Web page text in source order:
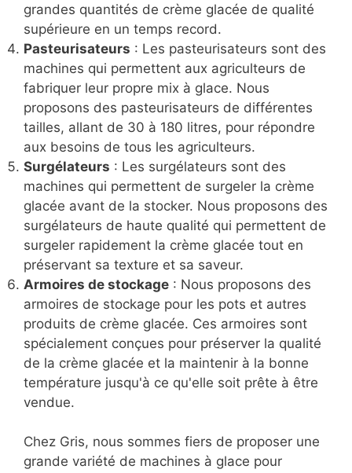
grandes quantités de crème glacée de qualité
supérieure en un temps record.
Pasteurisateurs : Les pasteurisateurs sont des
machines qui permettent aux agriculteurs de
fabriquer leur propre mix à glace. Nous
proposons des pasteurisateurs de différentes
tailles, allant de 30 à 180 litres, pour répondre
aux besoins de tous les agriculteurs.
Surgélateurs : Les surgélateurs sont des
machines qui permettent de surgeler la crème
glacée avant de la stocker. Nous proposons des
surgélateurs de haute qualité qui permettent de
surgeler rapidement la crème glacée tout en
préservant sa texture et sa saveur.
Armoires de stockage : Nous proposons des
armoires de stockage pour les pots et autres
produits de crème glacée. Ces armoires sont
spécialement conçues pour préserver la qualité
de la crème glacée et la maintenir à la bonne
température jusqu'à ce qu'elle soit prête à être
vendue.
Chez Gris, nous sommes fiers de proposer une
grande variété de machines à glace pour